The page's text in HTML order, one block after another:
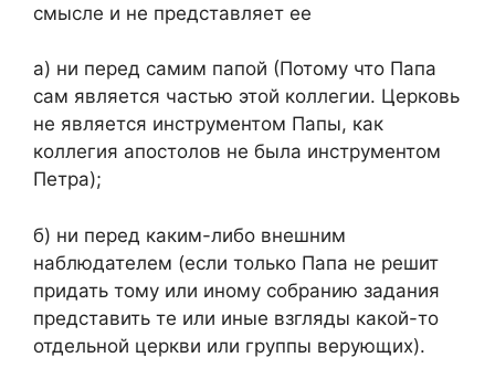
смысле и не представляет ее
а) ни перед самим папой (Потому что Папа
сам является частью этой коллегии. Церковь
не является инструментом Папы, как
коллегия апостолов не была инструментом
Петра);
б) ни перед каким-либо внешним
наблюдателем (если только Папа не решит
придать тому или иному собранию задания
представить те или иные взгляды какой-то
отдельной церкви или группы верующих).